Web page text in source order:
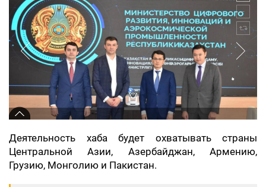
Деятельность хаба будет охватывать страны
Центральной Азии, Азербайджан, Армению,
Грузию, Монголию и Пакистан.